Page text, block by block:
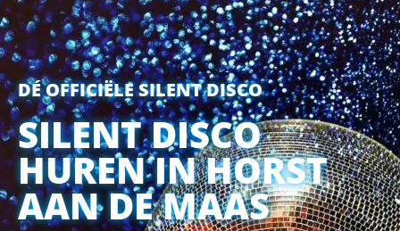
DÉ OFFICIËLE SILENT DISCO
SILENT DISCO
HUREN IN HORST
AAN DE MAAS